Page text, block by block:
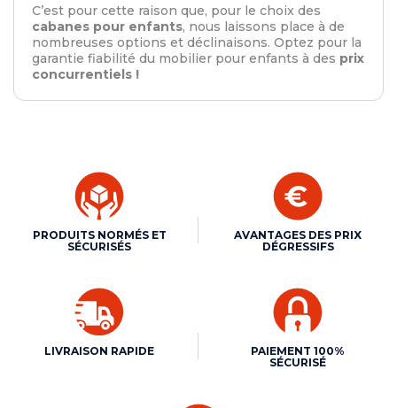
C’est pour cette raison que, pour le choix des
cabanes pour enfants, nous laissons place à de
nombreuses options et déclinaisons. Optez pour la
garantie fiabilité du mobilier pour enfants à des prix
concurrentiels !
PRODUITS NORMÉS ET
SÉCURISÉS
AVANTAGES DES PRIX
DÉGRESSIFS
LIVRAISON RAPIDE
PAIEMENT 100%
SÉCURISÉ